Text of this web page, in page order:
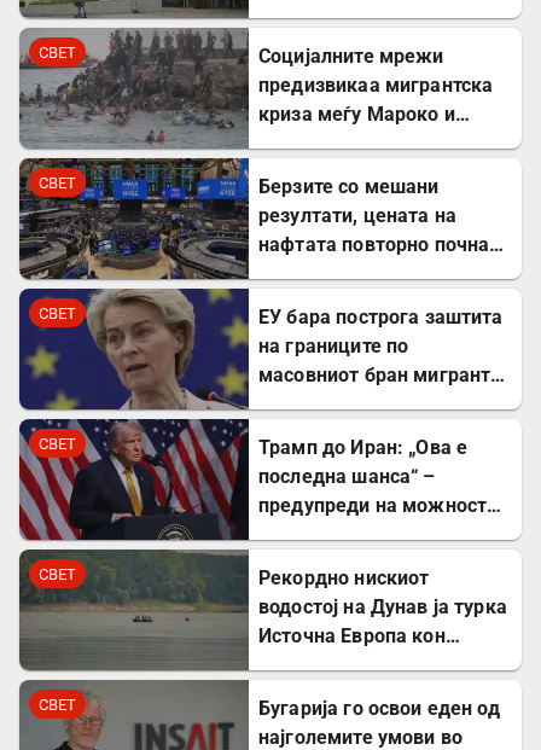
СВЕТ
Социјалните мрежи
предизвикаа мигрантска
криза меѓу Мароко и
СВЕТ
Берзите со мешани
резултати, цената на
нафтата повторно почна
СВЕТ
ЕУ бара построга заштита
на границите по
масовниот бран мигранти
СВЕТ
Трамп до Иран: „Ова е
последна шанса“ –
предупреди на можност
СВЕТ
Рекордно нискиот
водостој на Дунав ја турка
Источна Европа кон
СВЕТ
Бугарија го освои еден од
најголемите умови во